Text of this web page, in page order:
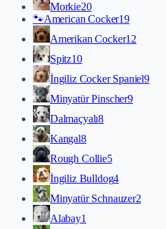
Morkie20
🐾American Cocker19
Amerikan Cocker12
Spitz10
İngiliz Cocker Spaniel9
Minyatür Pinscher9
Dalmaçyalı8
Kangal8
Rough Collie5
İngiliz Bulldog4
Minyatür Schnauzer2
Alabay1